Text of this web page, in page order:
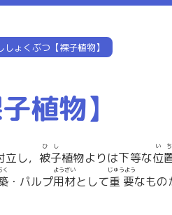
しょくぶつ【裸子植物】
植物】
立し， 被子
ひし
植物よりは下等な位
いち
く
・パルプ用材
ようざい
として重要
じゅうよう
なもの